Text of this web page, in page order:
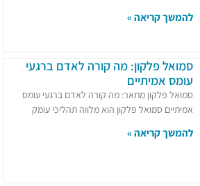
להמשך קריאה »
סמואל פלקון: מה קורה לאדם ברגעי
עומס אמיתיים
סמואל פלקון מתאר: מה קורה לאדם ברגעי עומס
אמיתיים סמואל פלקון הוא מלווה תהליכי עומק
להמשך קריאה »